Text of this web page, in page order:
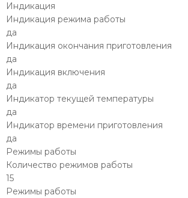
Индикация
Индикация режима работы
да
Индикация окончания приготовления
да
Индикация включения
да
Индикатор текущей температуры
да
Индикатор времени приготовления
да
Режимы работы
Количество режимов работы
15
Режимы работы